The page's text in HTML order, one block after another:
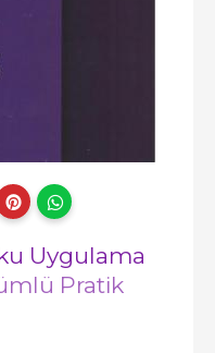
Uygulama
Pratik